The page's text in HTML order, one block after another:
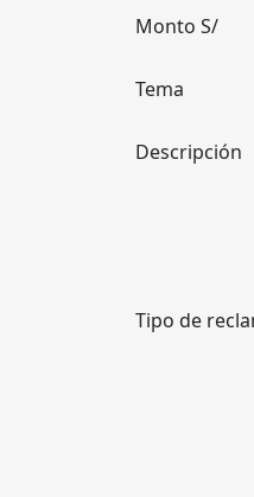
Monto S/
Tema
Descripción
Tipo de